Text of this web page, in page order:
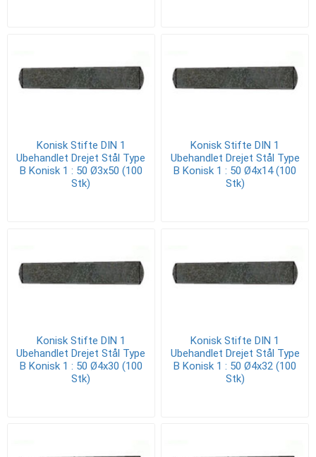
Konisk Stifte DIN 1
Ubehandlet Drejet Stål Type
B Konisk 1 : 50 Ø3x50 (100
Stk)
Konisk Stifte DIN 1
Ubehandlet Drejet Stål Type
B Konisk 1 : 50 Ø4x14 (100
Stk)
Konisk Stifte DIN 1
Ubehandlet Drejet Stål Type
B Konisk 1 : 50 Ø4x30 (100
Stk)
Konisk Stifte DIN 1
Ubehandlet Drejet Stål Type
B Konisk 1 : 50 Ø4x32 (100
Stk)